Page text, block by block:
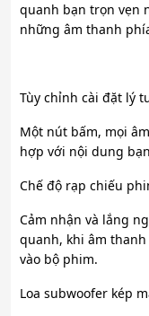
quanh bạn trọn vẹn
những âm thanh
Tùy chỉnh cài đặt lý
Một nút bấm, mọi
hợp với nội dung
Chế độ rạp chiếu
Cảm nhận và lắng
quanh, khi âm
vào bộ phim.
Loa subwoofer kép